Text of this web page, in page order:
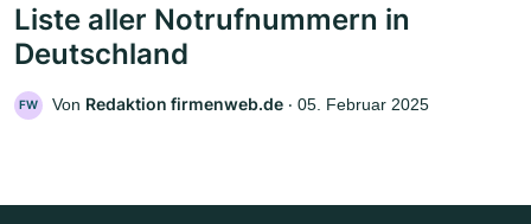
Liste aller Notrufnummern in
Deutschland
FW Von Redaktion firmenweb.de ‧ 05. Februar 2025